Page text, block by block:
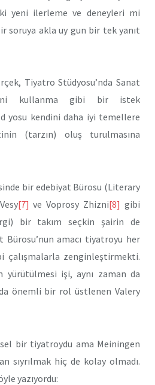
yeni ilerleme ve deneyleri mi
soruya akla uy gun bir tek yanıt
Tiyatro Stüdyosu’nda Sanat
kullanma gibi bir istek
yosu kendini daha iyi temellere
(tarzın) oluş turulmasına
bir edebiyat Bürosu (Literary
[7] ve Voprosy Zhizni[8] gibi
bir takım seçkin şairin de
amacı tiyatroyu her
çalışmalarla zenginleştirmekti.
yürütülmesi işi, aynı zaman da
önemli bir rol üstlenen Valery
bir tiyatroydu ama Meiningen
sıyrılmak hiç de kolay olmadı.
yazıyordu: